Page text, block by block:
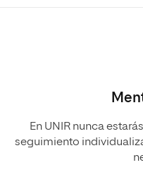
En UNIR nunca
seguimiento